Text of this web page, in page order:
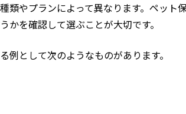
類やプランによって異なります。ペット
を確認して選ぶことが大切です。
として次のようなものがあります。